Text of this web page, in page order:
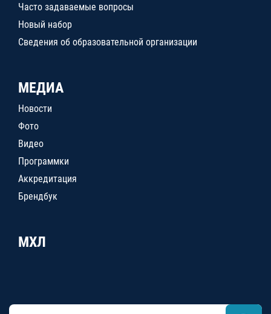
Часто задаваемые вопросы
Новый набор
Сведения об образовательной организации
МЕДИА
Новости
Фото
Видео
Программки
Аккредитация
Брендбук
МХЛ